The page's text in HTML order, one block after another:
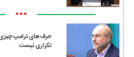
•••
حرف‌های ترامپ
تکراری نیست